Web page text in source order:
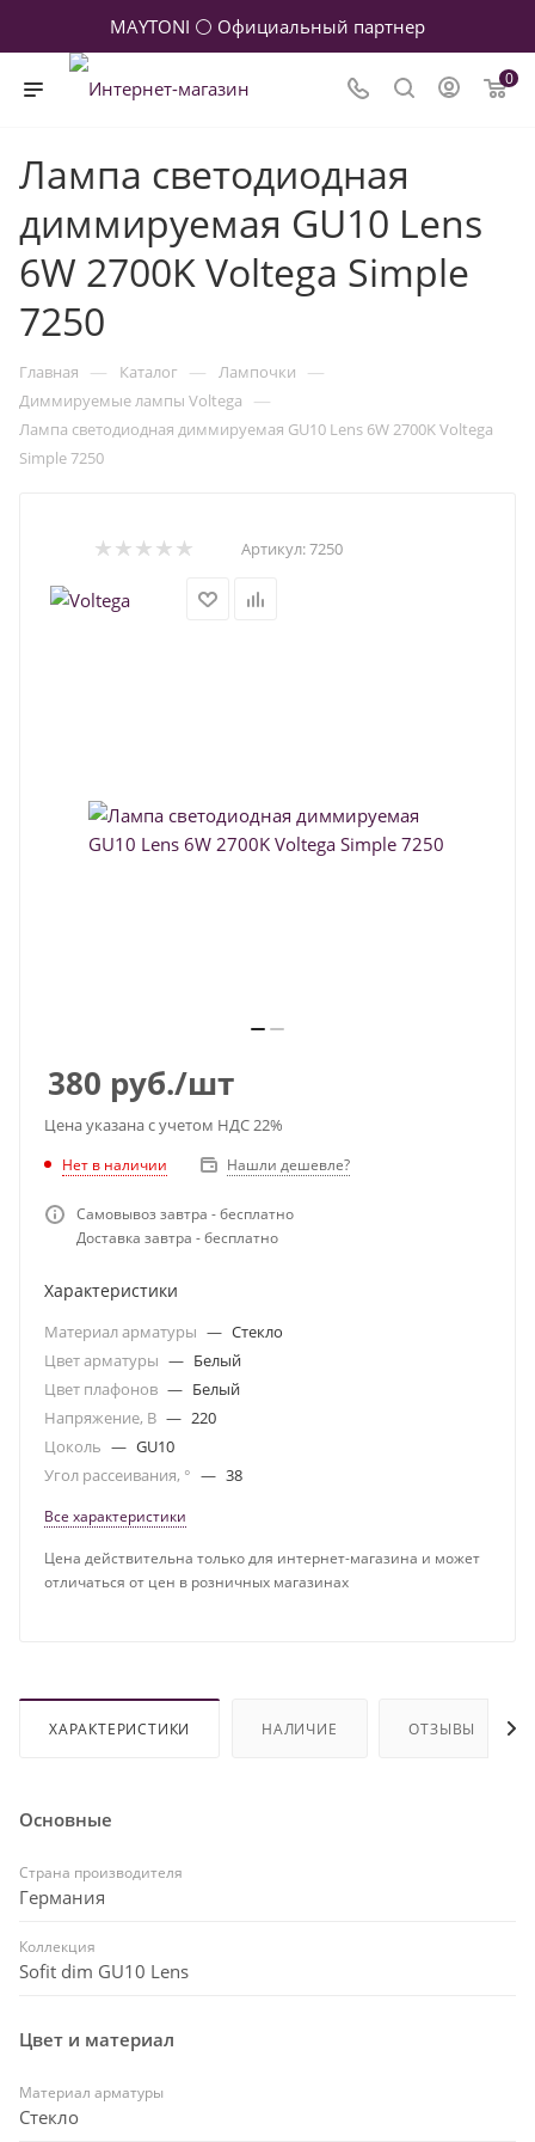
MAYTONI ⚪ Официальный партнер
0
Лампа светодиодная
диммируемая GU10 Lens
6W 2700K Voltega Simple
7250
Главная — Каталог — Лампочки —
Диммируемые лампы Voltega —
Лампа светодиодная диммируемая GU10 Lens 6W 2700K Voltega
Simple 7250
Артикул:7250
380 руб./шт
Цена указана с учетом НДС 22%
Нет в наличии Нашли дешевле?
Самовывоз завтра - бесплатно
Доставка завтра - бесплатно
Характеристики
Материал арматуры — Стекло
Цвет арматуры — Белый
Цвет плафонов — Белый
Напряжение, В — 220
Цоколь — GU10
Угол рассеивания, ° — 38
Все характеристики
Цена действительна только для интернет-магазина и может
отличаться от цен в розничных магазинах
ХАРАКТЕРИСТИКИ НАЛИЧИЕ ОТЗЫВЫ
Основные
Страна производителя
Германия
Коллекция
Sofit dim GU10 Lens
Цвет и материал
Материал арматуры
Стекло